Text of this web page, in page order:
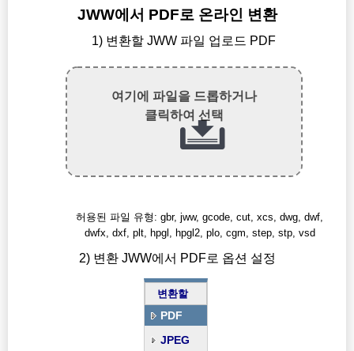
JWW에서 PDF로 온라인 변환
1) 변환할 JWW 파일 업로드 PDF
여기에 파일을 드롭하거나
클릭하여 선택
허용된 파일 유형: gbr, jww, gcode, cut, xcs, dwg, dwf,
dwfx, dxf, plt, hpgl, hpgl2, plo, cgm, step, stp, vsd
2) 변환 JWW에서 PDF로 옵션 설정
변환할
PDF
JPEG